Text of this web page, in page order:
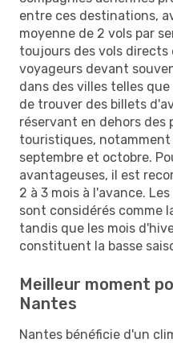
entre ces destinations,
moyenne de 2 vols par
toujours des vols directs
voyageurs devant
dans des villes telles que
de trouver des billets
réservant en dehors des
touristiques, notamment
septembre et octobre.
avantageuses, il est
2 à 3 mois à l'avance.
sont considérés comme
tandis que les mois
constituent la basse
Meilleur moment
Nantes
Nantes bénéficie d'un